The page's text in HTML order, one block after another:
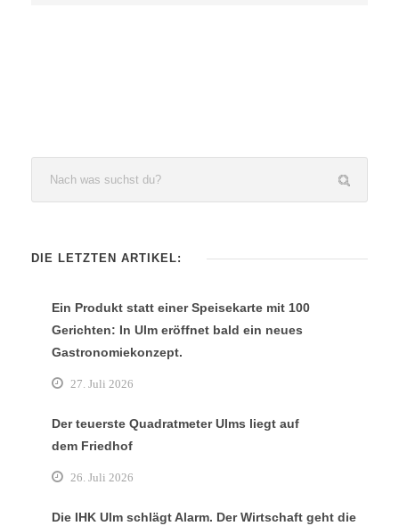
DIE LETZTEN ARTIKEL:
Ein Produkt statt einer Speisekarte mit 100
Gerichten: In Ulm eröffnet bald ein neues
Gastronomiekonzept.
27. Juli 2026
Der teuerste Quadratmeter Ulms liegt auf
dem Friedhof
26. Juli 2026
Die IHK Ulm schlägt Alarm. Der Wirtschaft geht die